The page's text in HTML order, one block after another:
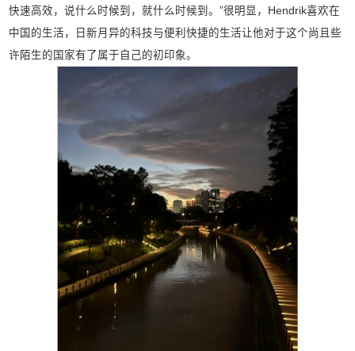
快速高效，说什么时候到，就什么时候到。”很明显，Hendrik喜欢在
中国的生活，日新月异的科技与便利快捷的生活让他对于这个尚且些
许陌生的国家有了属于自己的初印象。